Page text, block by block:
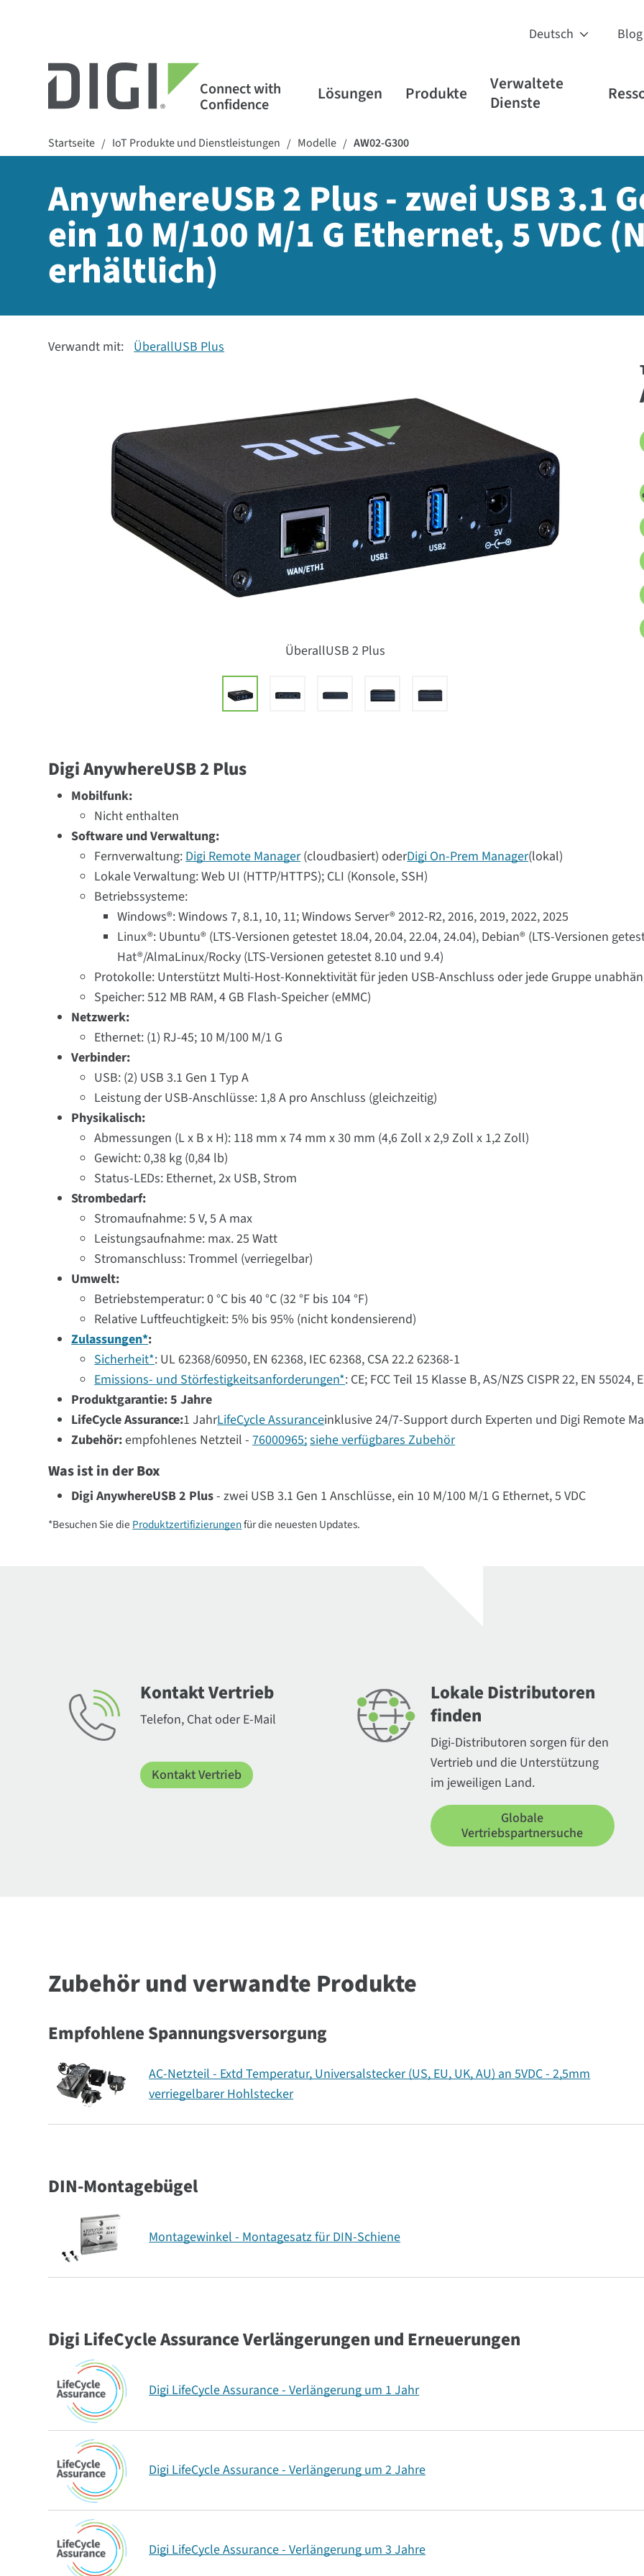
Connect with
Confidence
Blog
Lösungen Produkte
Verwaltete
Dienste
Startseite / IoT Produkte und Dienstleistungen / Modelle / AW02-G300
AnywhereUSB 2 Plus - zwei USB 3.1
ein 10 M/100 M/1 G Ethernet, 5 VDC
erhältlich)
Verwandt mit: ÜberallUSB Plus
ÜberallUSB 2 Plus
Digi AnywhereUSB 2 Plus
Mobilfunk:
Nicht enthalten
Software und Verwaltung:
Fernverwaltung:Digi Remote Manager(cloudbasiert) oderDigi On-Prem Manager(lokal)
Lokale Verwaltung: Web UI (HTTP/HTTPS); CLI (Konsole, SSH)
Betriebssysteme:
Windows®: Windows 7, 8.1, 10, 11; Windows Server® 2012-R2, 2016, 2019, 2022, 2025
Linux®: Ubuntu® (LTS-Versionen getestet 18.04, 20.04, 22.04, 24.04), Debian® (LTS-Versionen
Hat®/AlmaLinux/Rocky (LTS-Versionen getestet 8.10 und 9.4)
Protokolle: Unterstützt Multi-Host-Konnektivität für jeden USB-Anschluss oder jede Gruppe
Speicher: 512 MB RAM, 4 GB Flash-Speicher (eMMC)
Netzwerk:
Ethernet: (1) RJ-45; 10 M/100 M/1 G
Verbinder:
USB: (2) USB 3.1 Gen 1 Typ A
Leistung der USB-Anschlüsse: 1,8 A pro Anschluss (gleichzeitig)
Physikalisch:
Abmessungen (L x B x H): 118 mm x 74 mm x 30 mm (4,6 Zoll x 2,9 Zoll x 1,2 Zoll)
Gewicht: 0,38 kg (0,84 lb)
Status-LEDs: Ethernet, 2x USB, Strom
Strombedarf:
Stromaufnahme: 5 V, 5 A max
Leistungsaufnahme: max. 25 Watt
Stromanschluss: Trommel (verriegelbar)
Umwelt:
Betriebstemperatur: 0 °C bis 40 °C (32 °F bis 104 °F)
Relative Luftfeuchtigkeit: 5% bis 95% (nicht kondensierend)
Zulassungen*:
Sicherheit*: UL 62368/60950, EN 62368, IEC 62368, CSA 22.2 62368-1
Emissions- und Störfestigkeitsanforderungen*: CE; FCC Teil 15 Klasse B, AS/NZS CISPR 22, EN 55024,
Produktgarantie: 5 Jahre
LifeCycle Assurance:1 JahrLifeCycle Assuranceinklusive 24/7-Support durch Experten und Digi Remote
Zubehör:empfohlenes Netzteil -76000965;siehe verfügbares Zubehör
Was ist in der Box
Digi AnywhereUSB 2 Plus- zwei USB 3.1 Gen 1 Anschlüsse, ein 10 M/100 M/1 G Ethernet, 5 VDC
*Besuchen Sie die Produktzertifizierungenfür die neuesten Updates.
Kontakt Vertrieb
Telefon, Chat oder E-Mail
Kontakt Vertrieb
Lokale Distributoren
finden
Digi-Distributoren sorgen für den
Vertrieb und die Unterstützung
im jeweiligen Land.
Globale
Vertriebspartnersuche
Zubehör und verwandte Produkte
Empfohlene Spannungsversorgung
AC-Netzteil - Extd Temperatur, Universalstecker (US, EU, UK, AU) an 5VDC - 2,5mm
verriegelbarer Hohlstecker
DIN-Montagebügel
Montagewinkel - Montagesatz für DIN-Schiene
Digi LifeCycle Assurance Verlängerungen und Erneuerungen
Digi LifeCycle Assurance - Verlängerung um 1 Jahr
Digi LifeCycle Assurance - Verlängerung um 2 Jahre
Digi LifeCycle Assurance - Verlängerung um 3 Jahre